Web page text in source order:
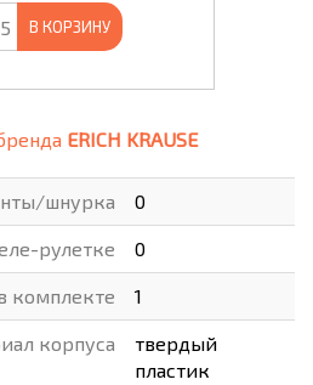
В КОРЗИНУ
ERICH KRAUSE
шнурка 0
рулетке 0
комплекте 1
корпуса
твердый
пластик